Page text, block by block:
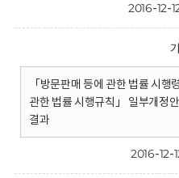
2016-12-
「방문판매 등에 관한 법률 시
관한 법률 시행규칙」 일부개정
결과
2016-12-